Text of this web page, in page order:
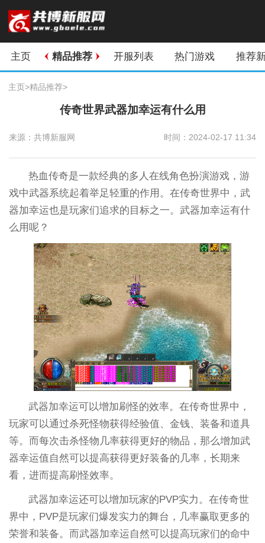
主页 精品推荐 开服列表 热门游戏 推荐
主页>精品推荐>
传奇世界武器加幸运有什么用
来源：共博新服网 时间：2024-02-17 11:34
热血传奇是一款经典的多人在线角色扮演游戏，游
戏中武器系统起着举足轻重的作用。在传奇世界中，武
器加幸运也是玩家们追求的目标之一。武器加幸运有什
么用呢？
武器加幸运可以增加刷怪的效率。在传奇世界中，
玩家可以通过杀死怪物获得经验值、金钱、装备和道具
等。而每次击杀怪物几率获得更好的物品，那么增加武
器幸运值自然可以提高获得更好装备的几率，长期来
看，进而提高刷怪效率。
武器加幸运还可以增加玩家的PVP实力。在传奇世
界中，PVP是玩家们爆发实力的舞台，几率赢取更多的
荣誉和装备。而武器加幸运自然可以提高玩家们的命中